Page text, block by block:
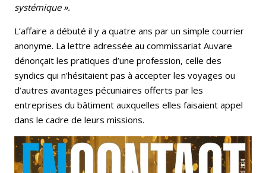
systémique ».
L’affaire a débuté il y a quatre ans par un simple courrier
anonyme. La lettre adressée au commissariat Auvare
dénonçait les pratiques d’une profession, celle des
syndics qui n’hésitaient pas à accepter les voyages ou
d’autres avantages pécuniaires offerts par les
entreprises du bâtiment auxquelles elles faisaient appel
dans le cadre de leurs missions.